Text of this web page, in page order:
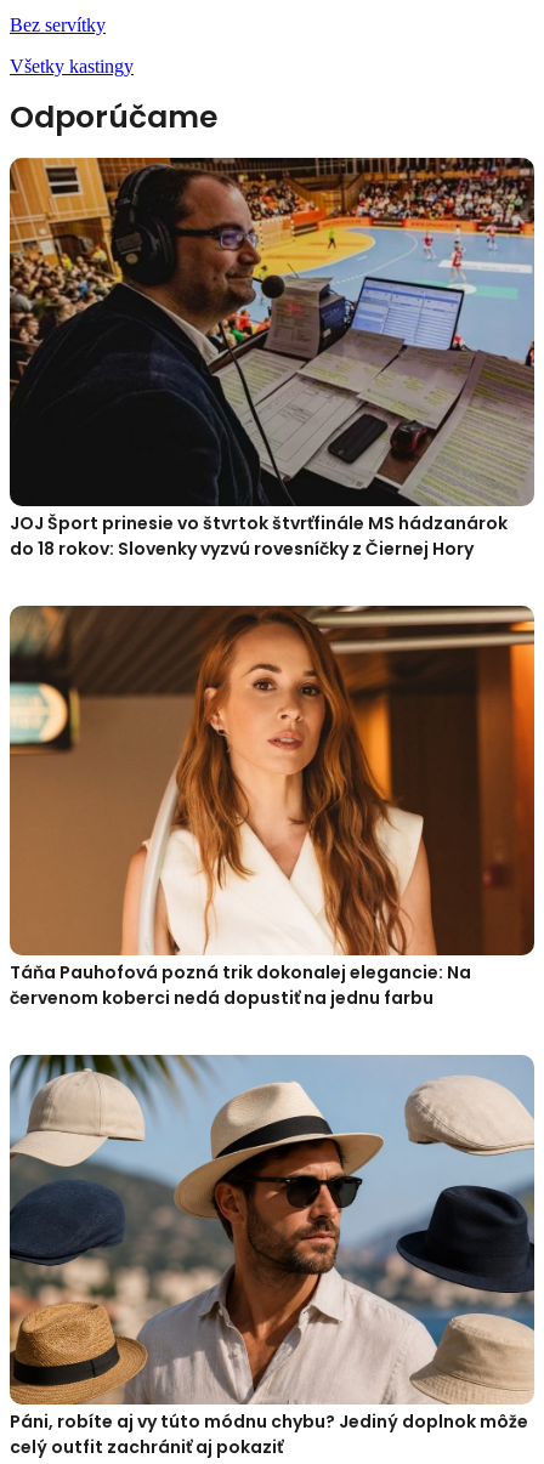
Bez servítky
Všetky kastingy
Odporúčame
JOJ Šport prinesie vo štvrtok štvrťfinále MS hádzanárok
do 18 rokov: Slovenky vyzvú rovesníčky z Čiernej Hory
Táňa Pauhofová pozná trik dokonalej elegancie: Na
červenom koberci nedá dopustiť na jednu farbu
Páni, robíte aj vy túto módnu chybu? Jediný doplnok môže
celý outfit zachrániť aj pokaziť